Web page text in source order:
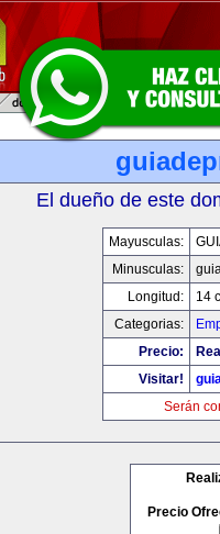
El dueño de este
Mayusculas:
Minusculas:
Longitud:
14
Categorias:
Precio:
Visitar!
Serán
Precio